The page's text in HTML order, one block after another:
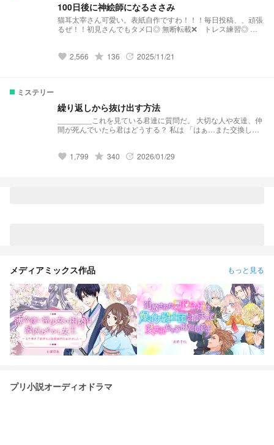
100日後に神絵師になるささみ
猫耳太宰さん可愛い。表紙自作ですわ！！！毎日投稿、、頑張
るぜ！！初見さんでもタメ口◎ 無断転載❌ トレス練習◎ ト
いと思うけどね☆ 最低でも1日1枚描く！！ 文スト、ボーカロ
favorite 2,566 grade 136 update 2025/11/21
ミステリー
繰り返しから抜け出す方法
________これを見ている君達に質問だ。 大切な人や友達、仲
間が死んでいたら君はどうする？ 私は 「はぁ…また交換しな
favorite 1,799 grade 340 update 2026/01/29
メディアミックス作品 もっと見る
プリ小説オーディオドラマ